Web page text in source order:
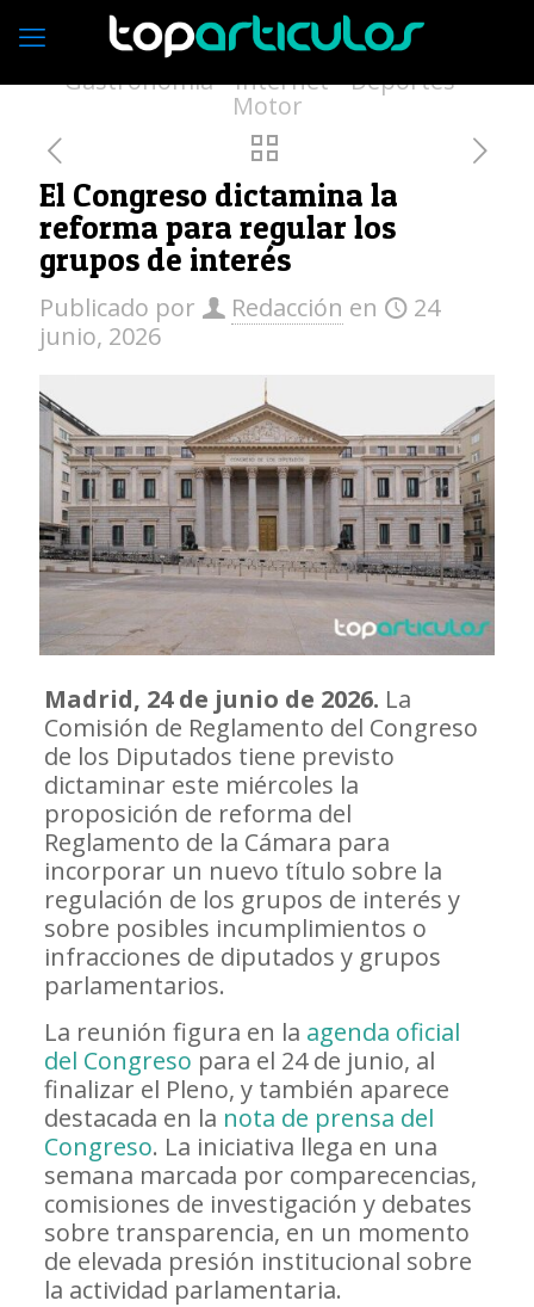
Economía Empresas Vivienda
Moda Turismo Medio ambiente
Gastronomía Internet Deportes
Motor
El Congreso dictamina la
reforma para regular los
grupos de interés
Publicado por Redacción en
24
junio, 2026
Madrid, 24 de junio de 2026. La
Comisión de Reglamento del Congreso
de los Diputados tiene previsto
dictaminar este miércoles la
proposición de reforma del
Reglamento de la Cámara para
incorporar un nuevo título sobre la
regulación de los grupos de interés y
sobre posibles incumplimientos o
infracciones de diputados y grupos
parlamentarios.
La reunión figura en la agenda oficial
del Congreso para el 24 de junio, al
finalizar el Pleno, y también aparece
destacada en la nota de prensa del
Congreso. La iniciativa llega en una
semana marcada por comparecencias,
comisiones de investigación y debates
sobre transparencia, en un momento
de elevada presión institucional sobre
la actividad parlamentaria.